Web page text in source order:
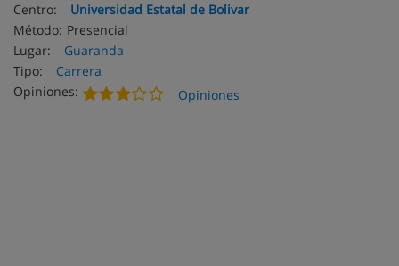
Centro:
Universidad Estatal de Bolivar
Método: Presencial
Lugar:
Guaranda
Tipo:
Carrera
Opiniones:
Opiniones